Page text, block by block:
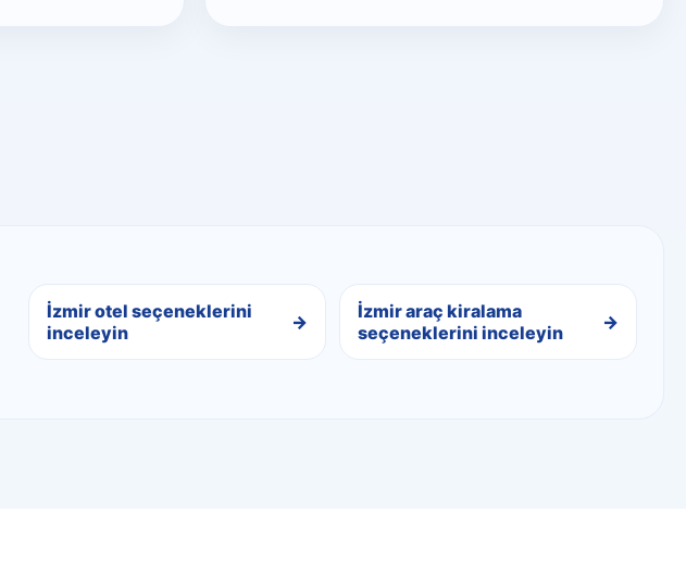
İzmir otel seçeneklerini
inceleyin
İzmir araç kiralama
seçeneklerini inceleyin